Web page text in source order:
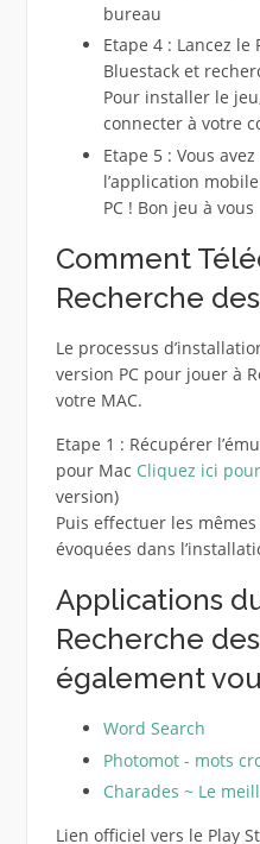
bureau
Etape 4 : Lancez
Bluestack et
Pour installer le
connecter à votre
Etape 5 : Vous
l’application
PC ! Bon jeu à vous
Comment
Recherche
Le processus
version PC pour jouer à
votre MAC.
Etape 1 : Récupérer
pour Mac Cliquez ici
version)
Puis effectuer les
évoquées dans
Applications
Recherche
également
Word Search
Photomot - mots
Charades ~ Le
Lien officiel vers le Play